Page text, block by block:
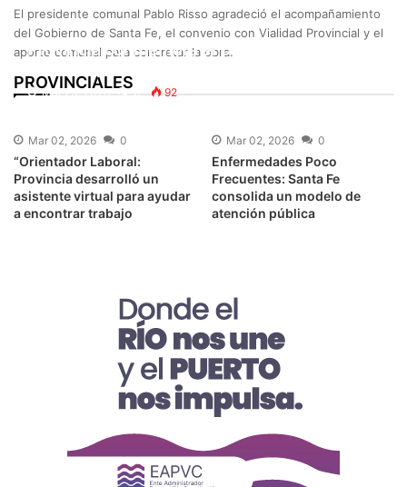
El presidente comunal Pablo Risso agradeció el acompañamiento
del Gobierno de Santa Fe, el convenio con Vialidad Provincial y el
aporte comunal para concretar la obra.
PROVINCIALES
Provincia conmemora el Día Nacional de la
Mar 23, 2026 0 92
Mar 02, 2026 0
“Orientador Laboral:
Provincia desarrolló un
asistente virtual para ayudar
a encontrar trabajo
Mar 02, 2026 0
Enfermedades Poco
Frecuentes: Santa Fe
consolida un modelo de
atención pública